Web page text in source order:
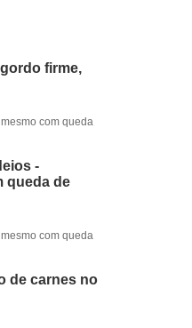
firme,
com queda
-
queda de
com queda
de carnes no